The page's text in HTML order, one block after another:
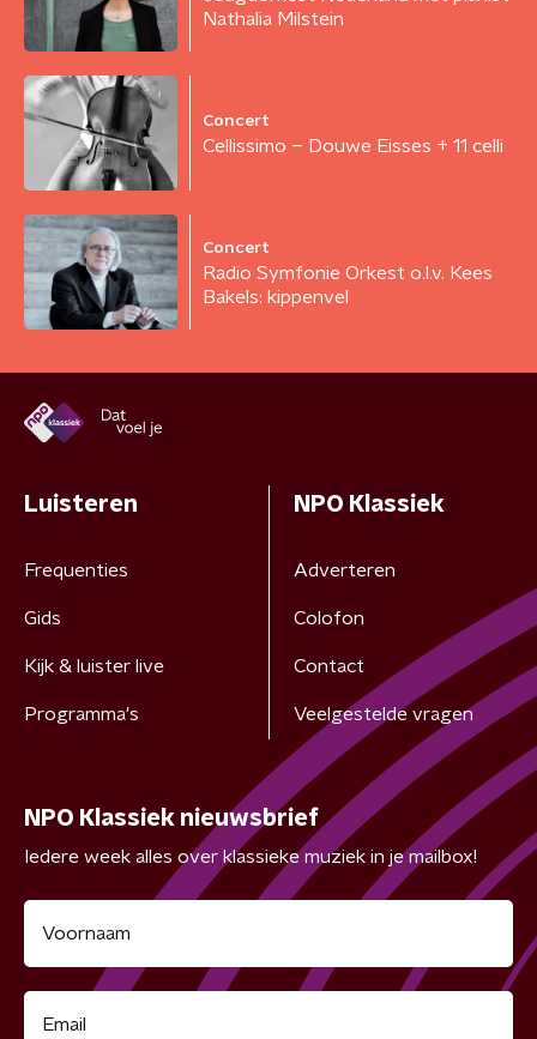
Nathalia Milstein
Concert
Cellissimo – Douwe Eisses + 11 celli
Concert
Radio Symfonie Orkest o.l.v. Kees
Bakels: kippenvel
Luisteren
Frequenties
Gids
Kijk & luister live
Programma's
NPO Klassiek
Adverteren
Colofon
Contact
Veelgestelde vragen
NPO Klassiek nieuwsbrief
Iedere week alles over klassieke muziek in je mailbox!